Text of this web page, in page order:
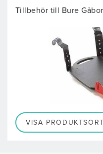
Tillbehör till Bure
VISA